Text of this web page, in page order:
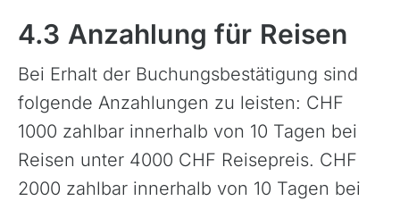
4.3 Anzahlung für Reisen
Bei Erhalt der Buchungsbestätigung sind
folgende Anzahlungen zu leisten: CHF
1000 zahlbar innerhalb von 10 Tagen bei
Reisen unter 4000 CHF Reisepreis. CHF
2000 zahlbar innerhalb von 10 Tagen bei